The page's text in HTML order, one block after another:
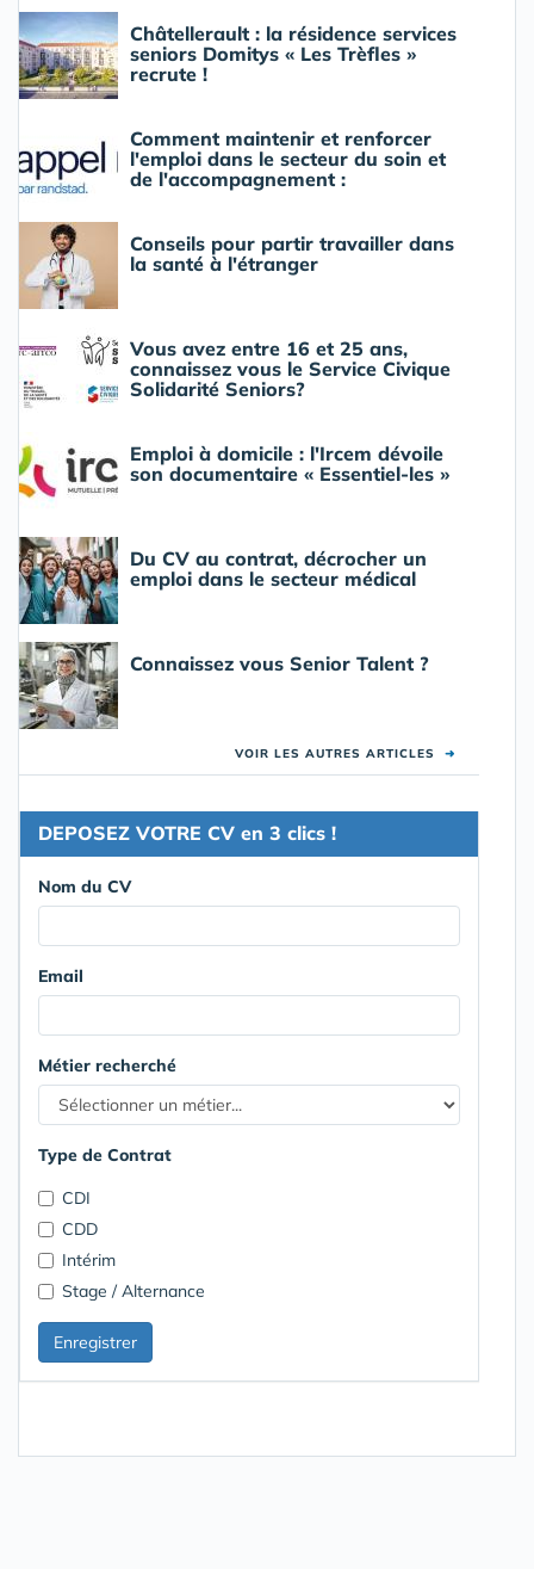
Châtellerault : la résidence services
seniors Domitys « Les Trèfles »
recrute !
Comment maintenir et renforcer
l'emploi dans le secteur du soin et
de l'accompagnement :
Conseils pour partir travailler dans
la santé à l'étranger
Vous avez entre 16 et 25 ans,
connaissez vous le Service Civique
Solidarité Seniors?
Emploi à domicile : l'Ircem dévoile
son documentaire « Essentiel-les »
Du CV au contrat, décrocher un
emploi dans le secteur médical
Connaissez vous Senior Talent ?
VOIR LES AUTRES ARTICLES ➜
DEPOSEZ VOTRE CV en 3 clics !
Nom du CV
Email
Métier recherché
Type de Contrat
CDI
CDD
Intérim
Stage / Alternance